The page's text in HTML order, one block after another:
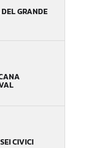
GRANDE
CIVICI